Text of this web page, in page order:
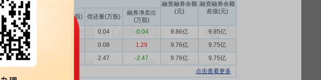
品畅销国内外50多个国家和地区。
节，上游衔接电解铝、再生铝原料供应，下游覆盖新能源、汽车交通、医
行业在全球产业格局调整、国内“双碳”目标深入及新兴需求迸发的复杂背
扩张阶段，迈入以高端突围、绿色加速为核心的高质量发展阶段。
产业链，再生铝保级应用技术与规模行业领先。2025年保级应用产能超
精准分选与保级率，增强复杂废料处理能力。公司荣获GRS4.0全球回收
融资融券余额
(元)
融资融券余额
差值(元)
余量(万股) 卖出量(万股) 偿还量(万股)
融券净卖出
(万股)
4.50 0.04 -0.04 9.86亿
9.85亿
4.54 0.08 1.29 9.76亿
9.75亿
3.25 2.47 -2.47 9.76亿
9.75亿
点击查看更多